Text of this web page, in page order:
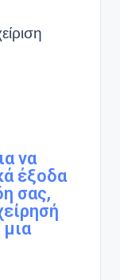
να
έξοδα
σας,